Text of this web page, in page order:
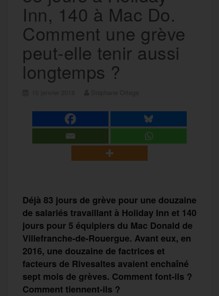
Inn, 140 à Mac Do.
Comment une grève
peut-elle tenir aussi
longtemps ?
Déjà 83 jours de grève pour une douzaine
de salariés travaillant à Holiday Inn et 140
jours pour 5 équipiers du Mac Donald de
Villefranche-de-Rouergue. Avant eux, en
2016, une douzaine de factrices et
facteurs de Rivesaltes avaient enchaîné
sept mois de grèves. Comment font-ils ?
Comment tiennent-ils ?